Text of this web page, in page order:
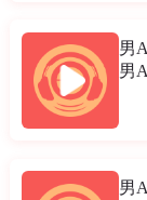
男
男
男